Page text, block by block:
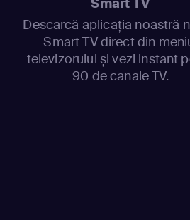
Smart TV
Descarcă aplicația noastră
Smart TV direct din
televizorului și vezi instant
90 de canale TV.